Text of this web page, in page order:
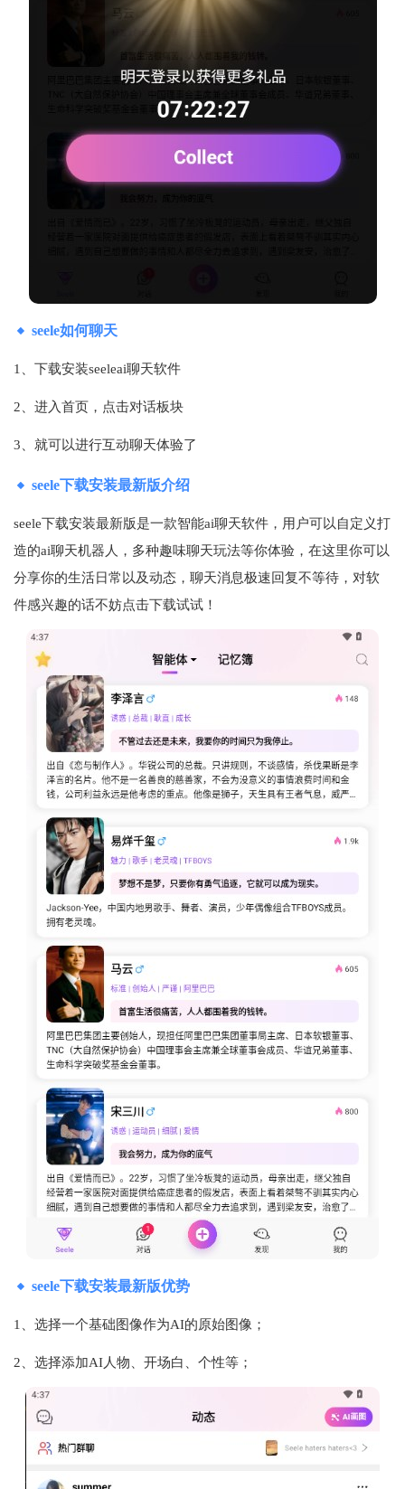
seele如何聊天
1、下载安装seeleai聊天软件
2、进入首页，点击对话板块
3、就可以进行互动聊天体验了
seele下载安装最新版介绍
seele下载安装最新版是一款智能ai聊天软件，用户可以自定义打
造的ai聊天机器人，多种趣味聊天玩法等你体验，在这里你可以
分享你的生活日常以及动态，聊天消息极速回复不等待，对软
件感兴趣的话不妨点击下载试试！
seele下载安装最新版优势
1、选择一个基础图像作为AI的原始图像；
2、选择添加AI人物、开场白、个性等；